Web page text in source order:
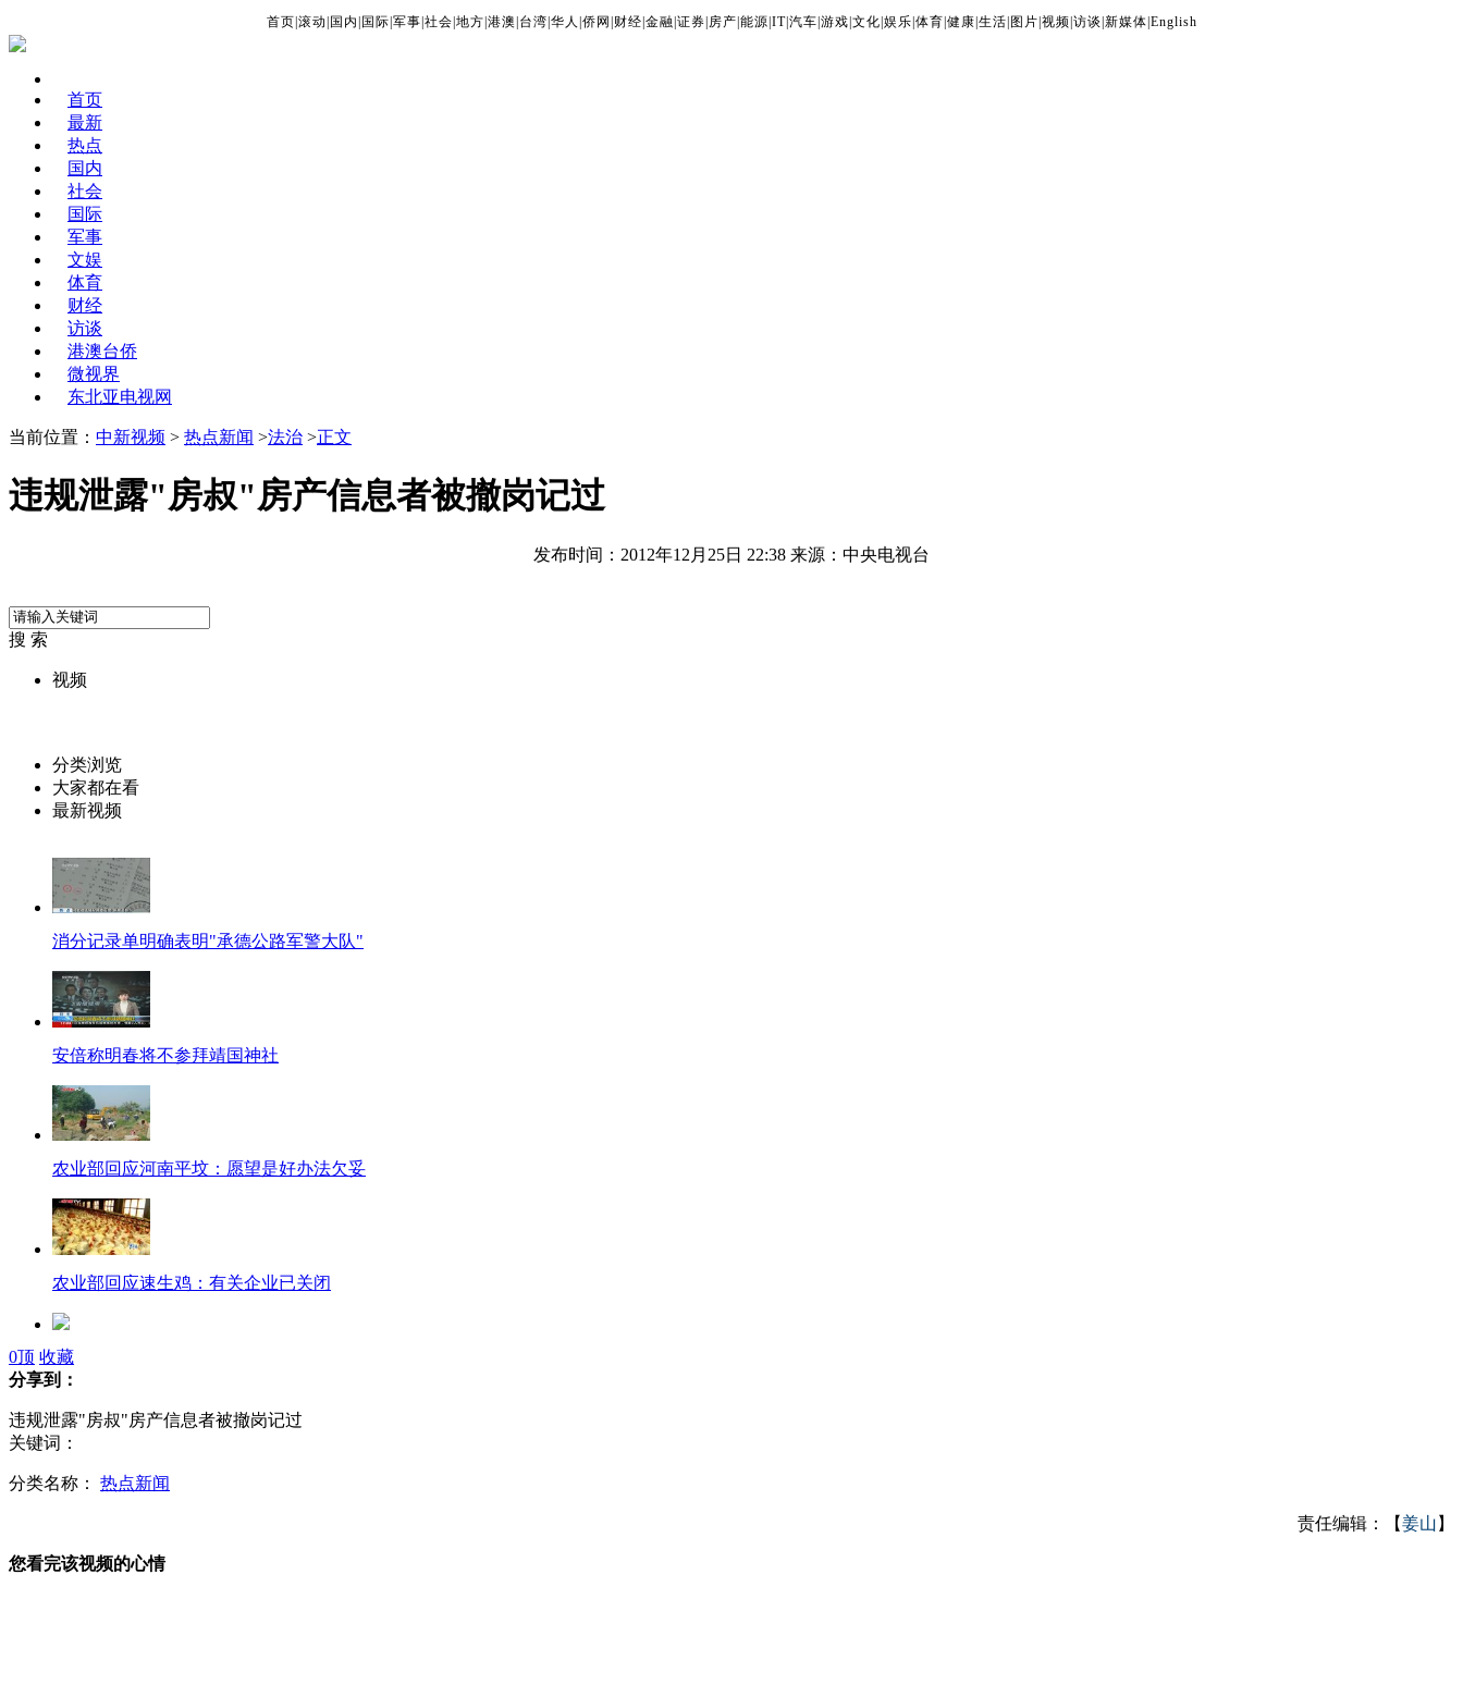
首页 滚动 国内 国际 军事 社会 地方 港澳 台湾 华人 侨网 财经 金融 证券 房产 能源 IT| 汽车 游戏 文化 娱乐 体育 健康 生活 图片 视频 访谈 新媒体 English
首页
最新
热点
国内
社会
国际
军事
文娱
体育
财经
访谈
港澳台侨
微视界
东北亚电视网
当前位置： 中新视频 > 热点新闻 >法治 >正文
违规泄露"房叔"房产信息者被撤岗记过
发布时间：2012年12月25日 22:38 来源：中央电视台
搜 索
视频
分类浏览
大家都在看
最新视频
消分记录单明确表明"承德公路军警大队"
安倍称明春将不参拜靖国神社
农业部回应河南平坟：愿望是好办法欠妥
农业部回应速生鸡：有关企业已关闭
江西校车坠河 司机描述事发始末
印度示威变骚乱 警方射杀一名记者
0顶 收藏
分享到：
违规泄露"房叔"房产信息者被撤岗记过
关键词：
分类名称： 热点新闻
责任编辑：【姜山 】
您看完该视频的心情